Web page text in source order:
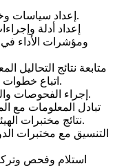
إعداد سياسات وخطط ضبط الجودة لأجهزة المختبرات.
إعداد أدلة
ومؤشرات الأداء
متابعة نتائج التحاليل
اتباع خطوات العمل القياسية داخل مختبرات الهيئة.
إجراء الفحوصات والتحاليل المخبرية للعينات محل البحث.
تبادل المعلومات مع
نتائج مختبرات الهيئة مع النتائج القياسية لهذه المختبرات.
التنسيق مع مختبرات
استلام وفحص